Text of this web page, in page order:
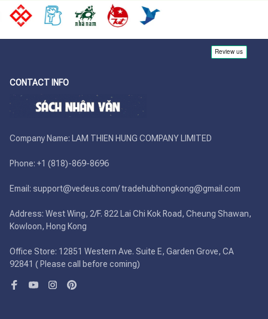
CONTACT INFO
Company Name: LAM THIEN HUNG COMPANY LIMITED
Phone: +1 (818)-869-8696
Email: support@vedeus.com/ tradehubhongkong@gmail.com
Address: West Wing, 2/F. 822 Lai Chi Kok Road, Cheung Shawan,
Kowloon, Hong Kong
Office Store: 12851 Western Ave. Suite E, Garden Grove, CA
92841 ( Please call before coming)